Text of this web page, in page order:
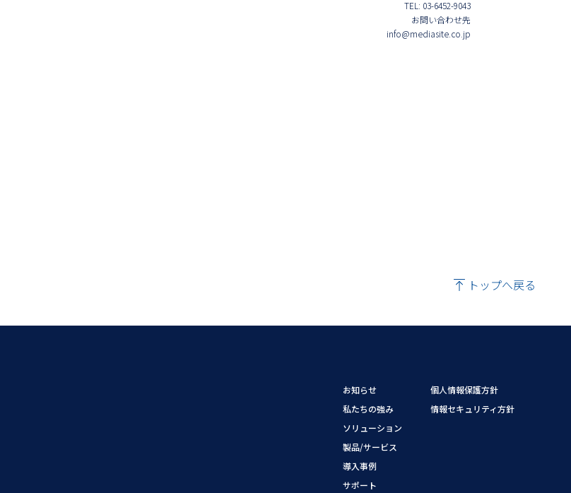
TEL: 03-6452-9043
お問い合わせ先
info@mediasite.co.jp
トップへ戻る
お知らせ
私たちの強み
ソリューション
製品/サービス
導入事例
サポート
個人情報保護方針
情報セキュリティ方針